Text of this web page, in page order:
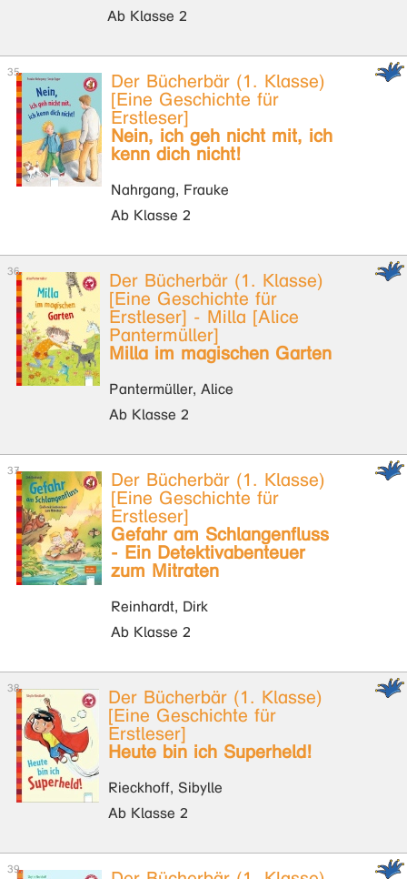
Ab Klasse 2
Der Bücherbär (1. Klasse)
[Eine Geschichte für
Erstleser]
Nein, ich geh nicht mit, ich
kenn dich nicht!
Nahrgang, Frauke
Ab Klasse 2
Der Bücherbär (1. Klasse)
[Eine Geschichte für
Erstleser] - Milla [Alice
Pantermüller]
Milla im magischen Garten
Pantermüller, Alice
Ab Klasse 2
Der Bücherbär (1. Klasse)
[Eine Geschichte für
Erstleser]
Gefahr am Schlangenfluss
- Ein Detektivabenteuer
zum Mitraten
Reinhardt, Dirk
Ab Klasse 2
Der Bücherbär (1. Klasse)
[Eine Geschichte für
Erstleser]
Heute bin ich Superheld!
Rieckhoff, Sibylle
Ab Klasse 2